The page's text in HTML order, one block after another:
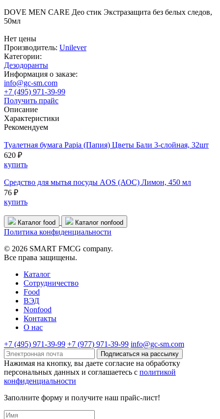
DOVE MEN CARE Део стик Экстразащита без белых следов,
50мл
Нет цены
Производитель: Unilever
Категории:
Дезодоранты
Информация о заказе:
info@gc-sm.com
+7 (495) 971-39-99
Получить прайс
Описание
Характеристики
Рекомендуем
Туалетная бумага Papia (Папия) Цветы Бали 3-слойная, 32шт
620 ₽
купить
Средство для мытья посуды AOS (АОС) Лимон, 450 мл
76 ₽
купить
Каталог food Каталог nonfood
Политика конфиденциальности
© 2026 SMART FMCG company.
Все права защищены.
Каталог
Cотрудничество
Food
ВЭД
Nonfood
Контакты
О нас
+7 (495) 971-39-99 +7 (977) 971-39-99 info@gc-sm.com
Подписаться на рассылку
Нажимая на кнопку, вы даете согласие на обработку
персональных данных и соглашаетесь c политикой
конфиденциальности
Заполните форму и получите наш прайс-лист!